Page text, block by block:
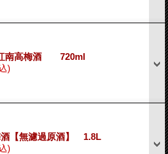
南高梅酒 720ml
)
酒【無濾過原酒】 1.8L
)